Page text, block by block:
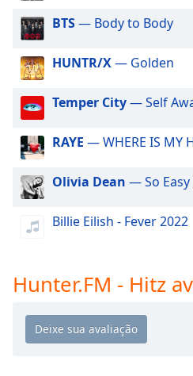
cancel
and
close
window.
Text
Background
Color
Opacity
BTS— Body to Body
HUNTR/X— Golden
Temper City— Self
RAYE — WHERE IS MY
Olivia Dean — So Easy
Billie Eilish - Fever 2022
Hunter.FM - Hitz